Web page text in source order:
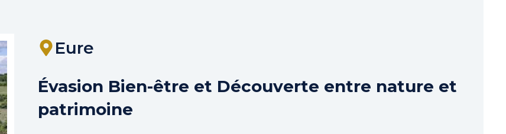
Eure
Évasion Bien-être et Découverte entre nature et
patrimoine